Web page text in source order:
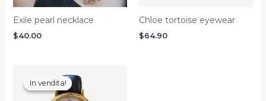
Exile pearl necklace
$40.00
Chloe tortoise eyewear
$64.90
In vendita!
In vendita!